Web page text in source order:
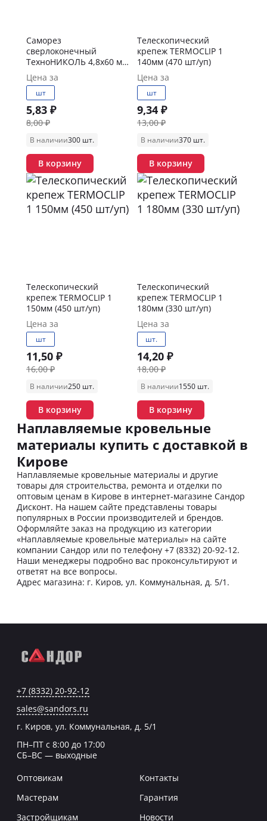
Саморез
сверлоконечный
ТехноНИКОЛЬ 4,8х60 мм
(500 шт/уп)
Цена за
шт
5,83 ₽
8,00 ₽
В наличии300 шт.
В корзину
Телескопический
крепеж TERMOCLIP 1
140мм (470 шт/уп)
Цена за
шт
9,34 ₽
13,00 ₽
В наличии370 шт.
В корзину
Телескопический
крепеж TERMOCLIP 1
150мм (450 шт/уп)
Цена за
шт
11,50 ₽
16,00 ₽
В наличии250 шт.
В корзину
Телескопический
крепеж TERMOCLIP 1
180мм (330 шт/уп)
Цена за
шт.
14,20 ₽
18,00 ₽
В наличии1550 шт.
В корзину
Наплавляемые кровельные
материалы купить с доставкой в
Кирове
Наплавляемые кровельные материалы и другие
товары для строительства, ремонта и отделки по
оптовым ценам в Кирове в интернет-магазине Сандор
Дисконт. На нашем сайте представлены товары
популярных в России производителей и брендов.
Оформляйте заказ на продукцию из категории
«Наплавляемые кровельные материалы» на сайте
компании Сандор или по телефону +7 (8332) 20-92-12.
Наши менеджеры подробно вас проконсультируют и
ответят на все вопросы.
Адрес магазина: г. Киров, ул. Коммунальная, д. 5/1.
+7 (8332) 20-92-12
sales@sandors.ru
г. Киров, ул. Коммунальная, д. 5/1
ПН–ПТ с 8:00 до 17:00
СБ–ВС — выходные
Оптовикам
Мастерам
Застройщикам
Контакты
Гарантия
Новости